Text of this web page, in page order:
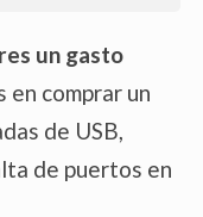
sistema de
un gasto
en comprar un
de USB,
de puertos en